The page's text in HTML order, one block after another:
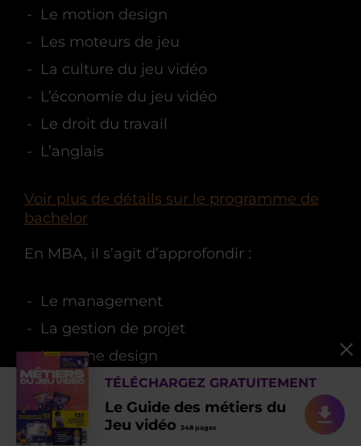
Le motion design
Les moteurs de jeu
La culture du jeu vidéo
L’économie du jeu vidéo
Le droit du travail
L’anglais
Voir plus de détails sur le programme de
bachelor
En MBA, il s’agit d’approfondir :
Le management
La gestion de projet
Le game design
L’éclairage
Les matériaux et textures
Les logiciels 2D
TÉLÉCHARGEZ GRATUITEMENT
Le Guide des métiers du
Jeu vidéo 348 pages